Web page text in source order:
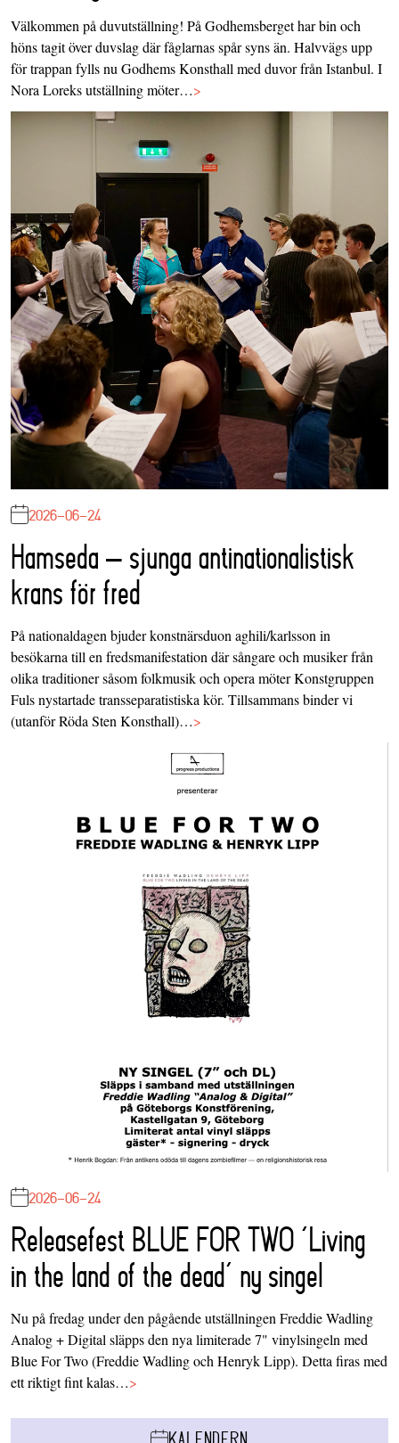
Välkommen på duvutställning! På Godhemsberget har bin och
höns tagit över duvslag där fåglarnas spår syns än. Halvvägs upp
för trappan fylls nu Godhems Konsthall med duvor från Istanbul. I
Nora Loreks utställning möter…>
2026-06-24
Hamseda – sjunga antinationalistisk
krans för fred
På nationaldagen bjuder konstnärsduon aghili/karlsson in
besökarna till en fredsmanifestation där sångare och musiker från
olika traditioner såsom folkmusik och opera möter Konstgruppen
Fuls nystartade transseparatistiska kör. Tillsammans binder vi
(utanför Röda Sten Konsthall)…>
2026-06-24
Releasefest BLUE FOR TWO ‘Living
in the land of the dead’ ny singel
Nu på fredag under den pågående utställningen Freddie Wadling
Analog + Digital släpps den nya limiterade 7" vinylsingeln med
Blue For Two (Freddie Wadling och Henryk Lipp). Detta firas med
ett riktigt fint kalas…>